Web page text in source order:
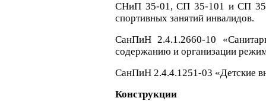
СНиП 35-01, СП 35-101 и СП 35-
спортивных занятий инвалидов.
СанПиН 2.4.1.2660-10
содержанию и организации
СанПиН 2.4.4.1251-03 «Детские
Конструкции